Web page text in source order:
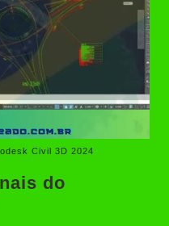
Civil 3D 2024
do